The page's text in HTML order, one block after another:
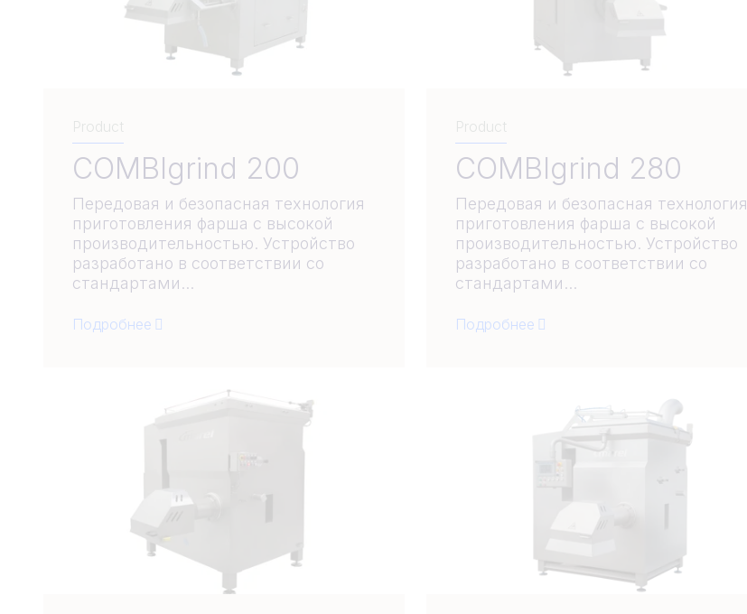
Product
COMBIgrind 200
Передовая и безопасная технология
приготовления фарша с высокой
производительностью. Устройство
разработано в соответствии со
стандартами...
Подробнее
Product
COMBIgrind 280
Передовая и безопасная технология
приготовления фарша с высокой
производительностью. Устройство
разработано в соответствии со
стандартами...
Подробнее